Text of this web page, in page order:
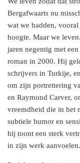
Bergafwaarts nu
wat we hadden,
hoogte. Maar we
jaren negentig met
roman in 2000. Hij
schrijvers in Turkije,
om zijn portrettering
en Raymond Carver,
vreemdheid die in het
subtiele humor en
hij toont een sterk
in zijn werk aanvoelen.